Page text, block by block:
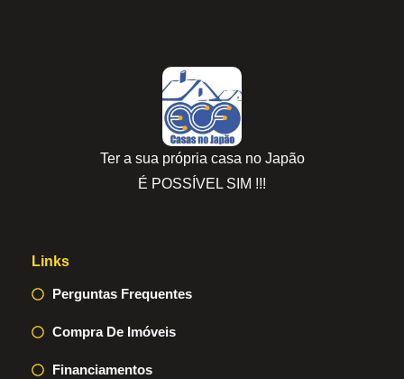
Ter a sua própria casa no Japão
É POSSÍVEL SIM !!!
Links
Perguntas Frequentes
Compra De Imóveis
Financiamentos